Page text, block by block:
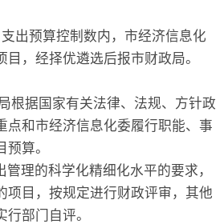
出预算控制数内，市经济信息化
，经择优遴选后报市财政局。
根据国家有关法律、法规、方针政
点和市经济信息化委履行职能、事
算。
理的科学化精细化水平的要求，
项目，按规定进行财政评审，其他
部门自评。